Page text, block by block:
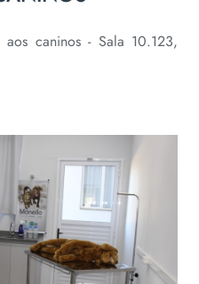
caninos - Sala 10.123,